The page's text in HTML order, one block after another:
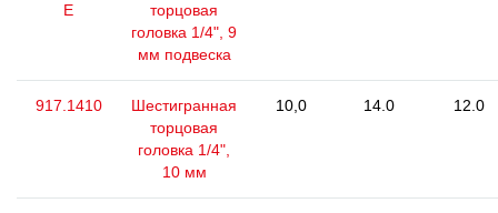
E
торцовая
головка 1/4", 9
мм подвеска
917.1410
Шестигранная
торцовая
головка 1/4",
10 мм
10,0 14.0 12.0